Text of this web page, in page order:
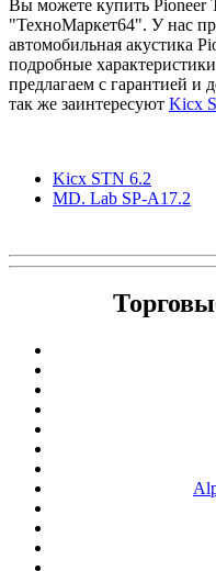
Вы можете купить Pioneer
"ТехноМаркет64". У нас
автомобильная акустика
подробные
предлагаем с гарантией и
так же заинтересуют Kicx
Kicx STN 6.2
MD. Lab SP-A17.2